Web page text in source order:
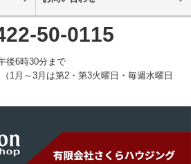
50-0115
後6時30分まで
1月～3月は第2・第3火曜日・毎週水曜日